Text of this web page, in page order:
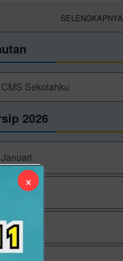
SELENGKAPNYA
CMS Sekolahku
2026
Januari
Maret
Mei
×